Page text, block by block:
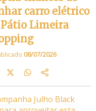
carro elétrico
Limeira
08/07/2026
Julho Black